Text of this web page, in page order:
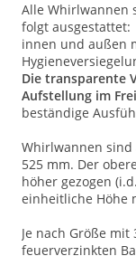
Alle Whirlwannen
folgt ausgestattet:
innen und außen
Die transparente
Aufstellung im
beständige
Whirlwannen sind
525 mm. Der
höher gezogen
einheitliche Höhe
Je nach Größe
feuerverzinkten